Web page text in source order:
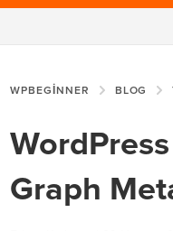
WPBEGINNER BLOG
Graph